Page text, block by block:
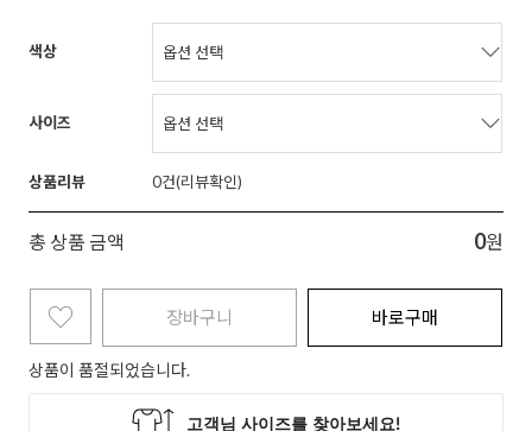
색상
사이즈
상품리뷰 0
총 상품 금액 0원
장바구니 바로구매
상품이 품절되었습니다.